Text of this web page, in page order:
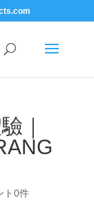
｜
ト0件